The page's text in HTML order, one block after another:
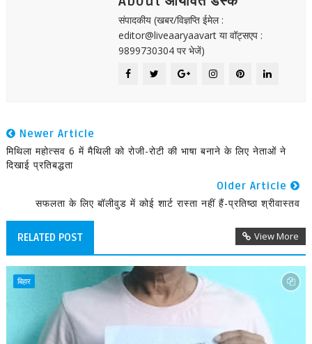
संपादकीय (खबर/विज्ञप्ति ईमेल :
editor@liveaaryaavart या वॉट्सएप :
9899730304 पर भेजें)
Newer Article
मिथिला महोत्सव 6 में मैथिली को रोजी-रोटी की भाषा बनाने के लिए नेताओं ने
दिखाई प्रतिबद्धता
Older Article
सफलता के लिए बॉलीवुड में कोई शार्ट रास्ता नहीं हैं-प्रतिष्ठा श्रीवास्तव
RELATED POST View More
बिहार